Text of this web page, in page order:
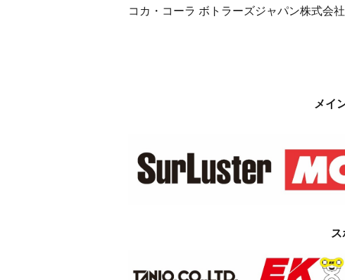
コカ・コーラ ボトラーズジャパン株式会社
メイ